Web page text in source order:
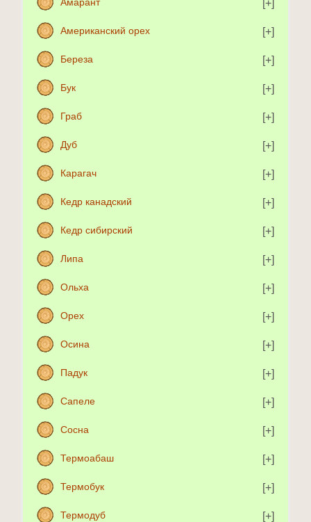
Амарант
Американский орех
Береза
Бук
Граб
Дуб
Карагач
Кедр канадский
Кедр сибирский
Липа
Ольха
Орех
Осина
Падук
Сапеле
Сосна
Термоабаш
Термобук
Термодуб